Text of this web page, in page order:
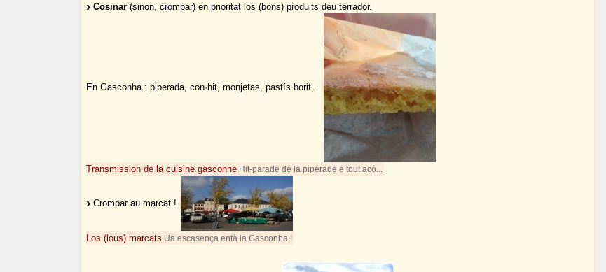
Cosinar (sinon, crompar) en prioritat los (bons) produits deu terrador.
En Gasconha : piperada, con·hit, monjetas, pastís borit...
Transmission de la cuisine gasconne Hit-parade de la piperade e tout acò...
Crompar au marcat !
Los (lous) marcats Ua escasença entà la Gasconha !